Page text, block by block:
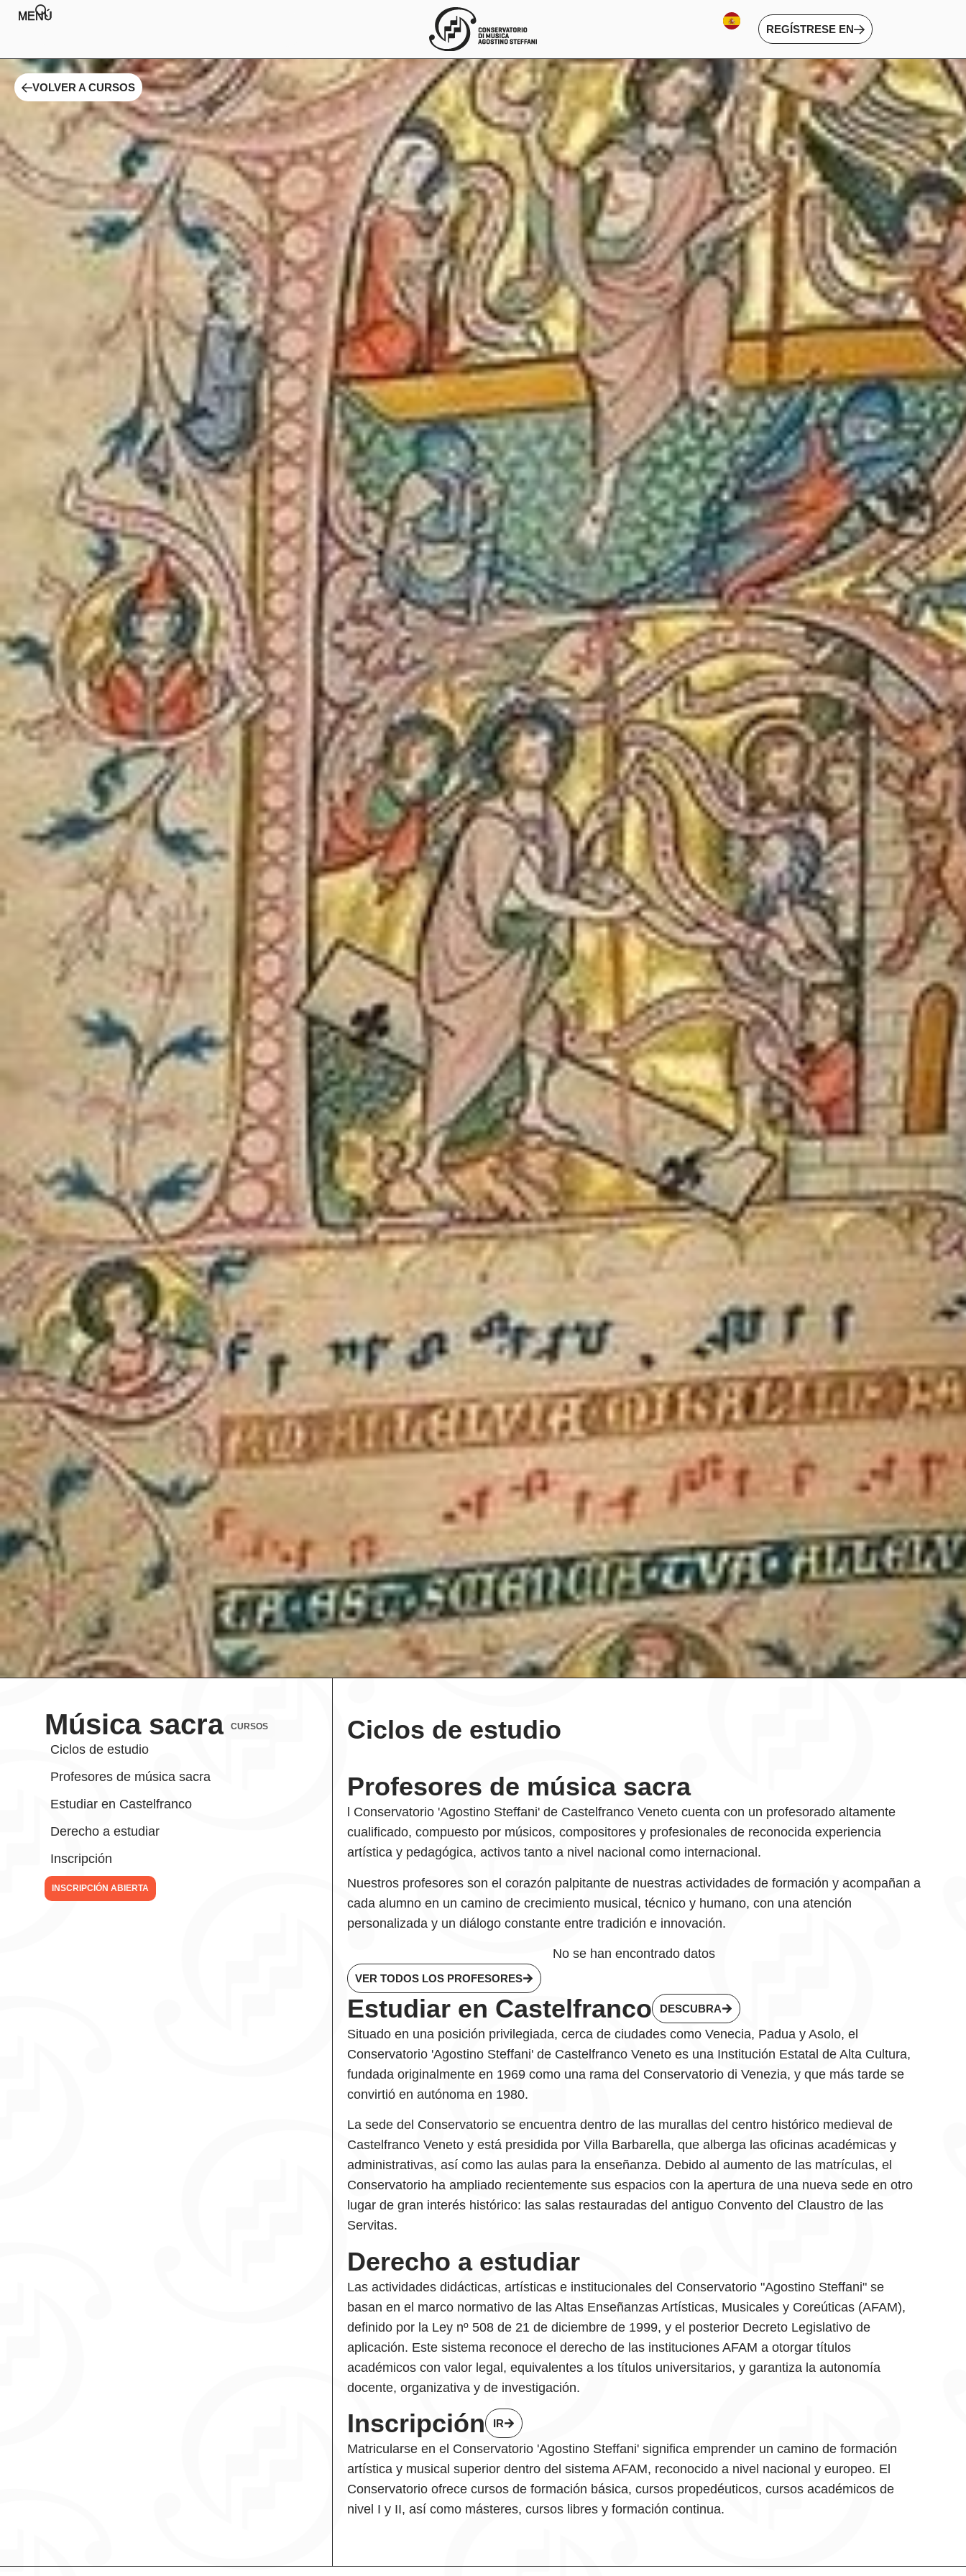
MENÚ
REGÍSTRESE EN
VOLVER A CURSOS
Música sacra CURSOS
Ciclos de estudio
Profesores de música sacra
Estudiar en Castelfranco
Derecho a estudiar
Inscripción
INSCRIPCIÓN ABIERTA
Ciclos de estudio
Profesores de música sacra
l Conservatorio 'Agostino Steffani' de Castelfranco Veneto cuenta con un profesorado altamente
cualificado, compuesto por músicos, compositores y profesionales de reconocida experiencia
artística y pedagógica, activos tanto a nivel nacional como internacional.
Nuestros profesores son el corazón palpitante de nuestras actividades de formación y acompañan a
cada alumno en un camino de crecimiento musical, técnico y humano, con una atención
personalizada y un diálogo constante entre tradición e innovación.
No se han encontrado datos
VER TODOS LOS PROFESORES
Estudiar en Castelfranco DESCUBRA
Situado en una posición privilegiada, cerca de ciudades como Venecia, Padua y Asolo, el
Conservatorio 'Agostino Steffani' de Castelfranco Veneto es una Institución Estatal de Alta Cultura,
fundada originalmente en 1969 como una rama del Conservatorio di Venezia, y que más tarde se
convirtió en autónoma en 1980.
La sede del Conservatorio se encuentra dentro de las murallas del centro histórico medieval de
Castelfranco Veneto y está presidida por Villa Barbarella, que alberga las oficinas académicas y
administrativas, así como las aulas para la enseñanza. Debido al aumento de las matrículas, el
Conservatorio ha ampliado recientemente sus espacios con la apertura de una nueva sede en otro
lugar de gran interés histórico: las salas restauradas del antiguo Convento del Claustro de las
Servitas.
Derecho a estudiar
Las actividades didácticas, artísticas e institucionales del Conservatorio "Agostino Steffani" se
basan en el marco normativo de las Altas Enseñanzas Artísticas, Musicales y Coreúticas (AFAM),
definido por la Ley nº 508 de 21 de diciembre de 1999, y el posterior Decreto Legislativo de
aplicación. Este sistema reconoce el derecho de las instituciones AFAM a otorgar títulos
académicos con valor legal, equivalentes a los títulos universitarios, y garantiza la autonomía
docente, organizativa y de investigación.
Inscripción IR
Matricularse en el Conservatorio 'Agostino Steffani' significa emprender un camino de formación
artística y musical superior dentro del sistema AFAM, reconocido a nivel nacional y europeo. El
Conservatorio ofrece cursos de formación básica, cursos propedéuticos, cursos académicos de
nivel I y II, así como másteres, cursos libres y formación continua.